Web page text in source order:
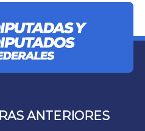
ANTERIORES